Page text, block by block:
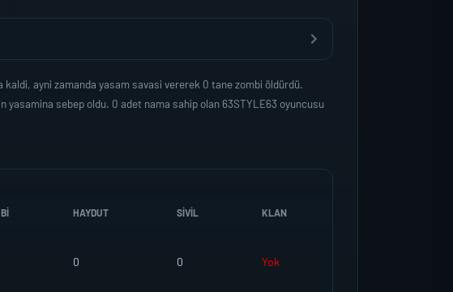
ayni zamanda yasam savasi vererek 0 tane zombi öldürdü.
sebep oldu. 0 adet nama sahip olan 63STYLE63 oyuncusu
HAYDUT SIVIL KLAN
0 0 Yok